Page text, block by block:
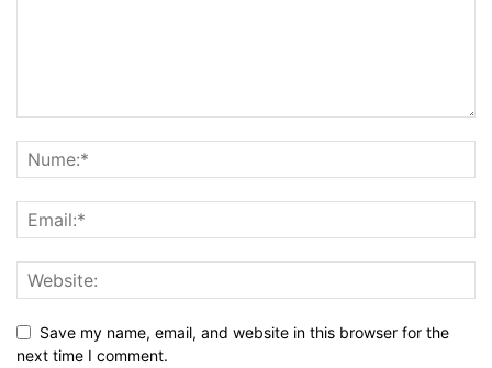
Save my name, email, and website in this browser for the
next time I comment.